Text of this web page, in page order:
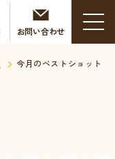
お問い合わせ
今月のベストショット